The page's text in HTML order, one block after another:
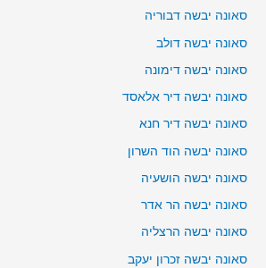
סאונה יבשה דבוריה
סאונה יבשה דולב
סאונה יבשה דימונה
סאונה יבשה דיר אלאסד
סאונה יבשה דיר חנא
סאונה יבשה הוד השרון
סאונה יבשה הושעיה
סאונה יבשה הר אדר
סאונה יבשה הרצליה
סאונה יבשה זכרון יעקב